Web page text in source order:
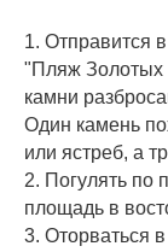
1. Отправится
"Пляж Золотых
камни
Один камень
или ястреб, а
2. Погулять по
площадь в
3. Оторваться